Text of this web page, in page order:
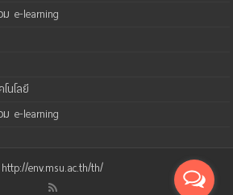
e-learning
นโลยี
e-learning
http://env.msu.ac.th/th/